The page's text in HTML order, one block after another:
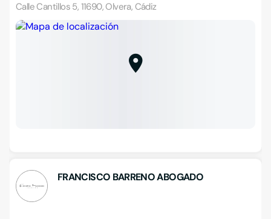
Calle Cantillos 5, 11690, Olvera, Cádiz
FRANCISCO BARRENO ABOGADO